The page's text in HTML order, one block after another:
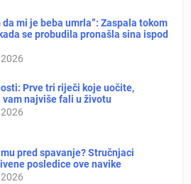
mi je beba umrla”: Zaspala tokom
se probudila pronašla sina ispod
Prve tri riječi koje uočite,
najviše fali u životu
pred spavanje? Stručnjaci
posledice ove navike